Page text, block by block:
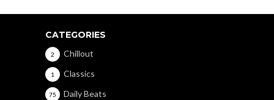
CATEGORIES
Chillout
2
Classics
1
Daily Beats
75